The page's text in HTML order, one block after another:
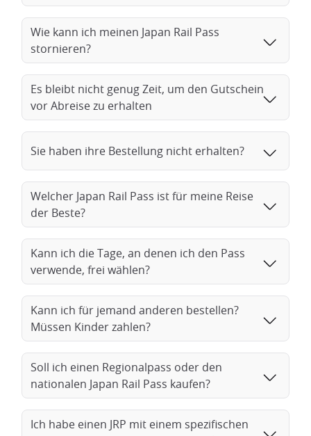
Wie kann ich meinen Japan Rail Pass
stornieren?
Es bleibt nicht genug Zeit, um den Gutschein
vor Abreise zu erhalten
Sie haben ihre Bestellung nicht erhalten?
Welcher Japan Rail Pass ist für meine Reise
der Beste?
Kann ich die Tage, an denen ich den Pass
verwende, frei wählen?
Kann ich für jemand anderen bestellen?
Müssen Kinder zahlen?
Soll ich einen Regionalpass oder den
nationalen Japan Rail Pass kaufen?
Ich habe einen JRP mit einem spezifischen